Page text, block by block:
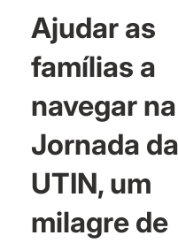
Ajudar as
famílias a
navegar na
Jornada da
UTIN, um
milagre de